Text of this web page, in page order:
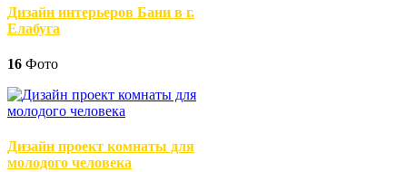
Дизайн интерьеров Бани в г.
Елабуга
16 Фото
Дизайн проект комнаты для
молодого человека